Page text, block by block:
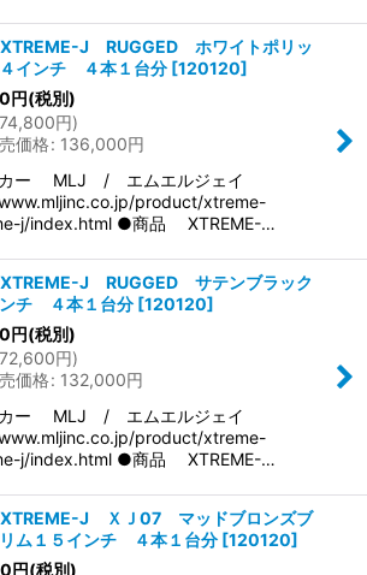
J RUGGED ホワイトポリッ
インチ ４本１台分 [120120]
円(税別)
74,800円)
価格: 136,000円
ー MLJ / エムエルジェイ
product/xtreme-
j/index.html ●商品 XTREME-…
J RUGGED サテンブラック
ンチ ４本１台分 [120120]
円(税別)
72,600円)
価格: 132,000円
ー MLJ / エムエルジェイ
product/xtreme-
j/index.html ●商品 XTREME-…
J ＸＪ07 マッドブロンズブ
ム１５インチ ４本１台分 [120120]
円(税別)